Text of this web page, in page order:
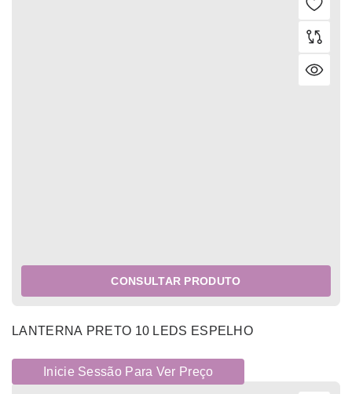
CONSULTAR PRODUTO
LANTERNA PRETO 10 LEDS ESPELHO
Inicie Sessão Para Ver Preço